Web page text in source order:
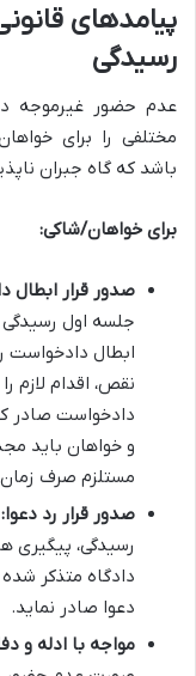
پیامدهای
رسیدگی
عدم حضور غیرموجه
مختلفی را برای
باشد که گاه جبران
برای خواهان/شاکی:
صدور قرار ابطال
جلسه اول
ابطال دادخواست
نقص، اقدام لازم
دادخواست صادر
و خواهان باید
مستلزم صرف
صدور قرار رد دعوا:
رسیدگی، پیگیری
دادگاه متذکر شده
دعوا صادر نماید.
مواجه با ادله و